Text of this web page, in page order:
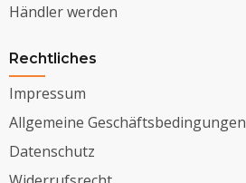
Händler werden
Rechtliches
Impressum
Allgemeine Geschäftsbedingungen
Datenschutz